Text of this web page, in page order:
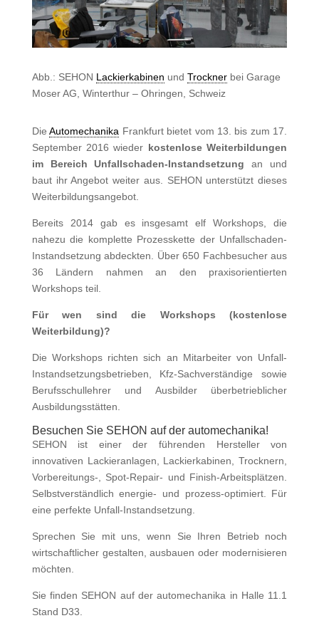
Abb.: SEHON Lackierkabinen und Trocknerbei Garage
Moser AG, Winterthur – Ohringen, Schweiz
DieAutomechanika Frankfurt bietet vom 13. bis zum 17.
September 2016 wieder kostenlose Weiterbildungen
im Bereich Unfallschaden-Instandsetzungan und
baut ihr Angebot weiter aus. SEHON unterstützt dieses
Weiterbildungsangebot.
Bereits 2014 gab es insgesamt elf Workshops, die
nahezu die komplette Prozesskette der Unfallschaden-
Instandsetzung abdeckten. Über 650 Fachbesucher aus
36 Ländern nahmen an den praxisorientierten
Workshops teil.
Für wen sind die Workshops (kostenlose
Weiterbildung)?
Die Workshops richten sich an Mitarbeiter von Unfall-
Instandsetzungsbetrieben, Kfz-Sachverständige sowie
Berufsschullehrer und Ausbilder überbetrieblicher
Ausbildungsstätten.
Besuchen Sie SEHON auf der automechanika!
SEHON ist einer der führenden Hersteller von
innovativen Lackieranlagen, Lackierkabinen, Trocknern,
Vorbereitungs-, Spot-Repair- und Finish-Arbeitsplätzen.
Selbstverständlich energie- und prozess-optimiert. Für
eine perfekte Unfall-Instandsetzung.
Sprechen Sie mit uns, wenn Sie Ihren Betrieb noch
wirtschaftlicher gestalten, ausbauen oder modernisieren
möchten.
Sie finden SEHON auf der automechanika in Halle 11.1
Stand D33.